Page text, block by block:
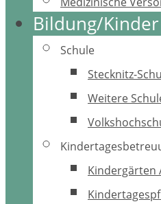
Bildung/Kinder
Schule
Stecknitz-
Weitere
Kindergärten